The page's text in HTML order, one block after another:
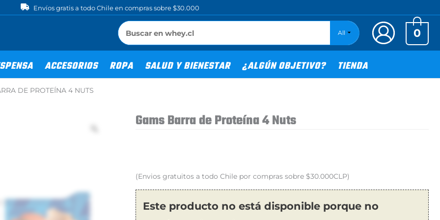
Envíos gratis a todo Chile en compras sobre $30.000
All 0
ACCESORIOS ROPA SALUD Y BIENESTAR ¿ALGÚN OBJETIVO? TIENDA
DE PROTEÍNA 4 NUTS
Gams Barra de Proteína 4 Nuts
(Envios gratuitos a todo Chile por compras sobre $30.000CLP)
Este producto no está disponible porque no